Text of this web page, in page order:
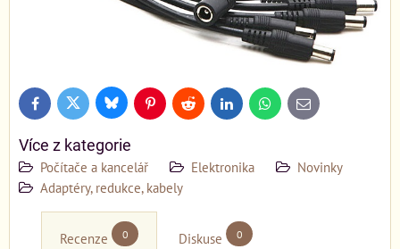
FacebookTwitter BlueskyPinterestReddit LinkedInWhatsApp
E-
mail
Více z kategorie
Počítače a kancelář Elektronika
Novinky
Adaptéry, redukce, kabely
Recenze 0 Diskuse 0